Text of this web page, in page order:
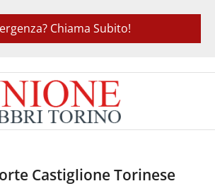
Chiama Subito!
Castiglione Torinese